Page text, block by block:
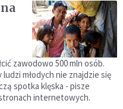
zawodowo 500 mln osób.
młodych nie znajdzie się
spotka klęska - pisze
internetowych.